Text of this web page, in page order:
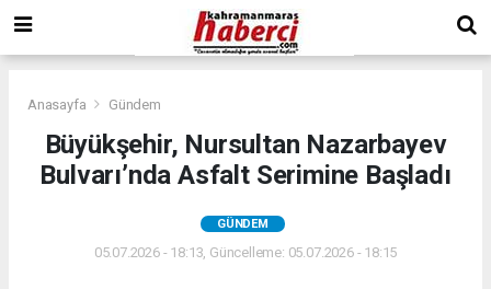
Anasayfa Gündem
Büyükşehir, Nursultan Nazarbayev
Bulvarı’nda Asfalt Serimine Başladı
GÜNDEM
05.07.2026 - 18:13, Güncelleme: 05.07.2026 - 18:15